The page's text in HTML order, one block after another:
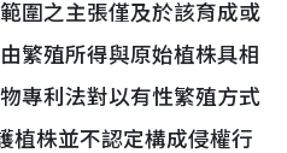
之主張僅及於該育成或
繁殖所得與原始植株具相
專利法對以有性繁殖方式
植株並不認定構成侵權行